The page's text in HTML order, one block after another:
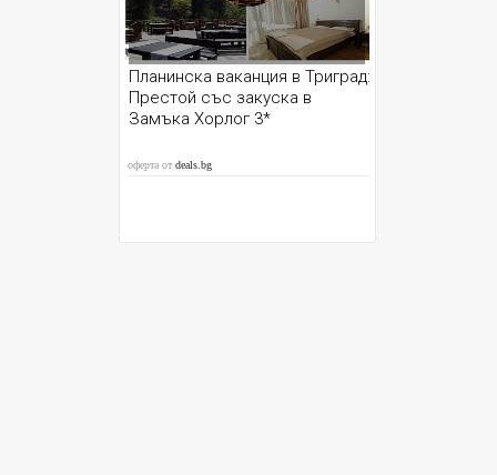
Планинска ваканция в Триград:
Престой със закуска в
Замъка Хорлог 3*
оферта отdeals.bg